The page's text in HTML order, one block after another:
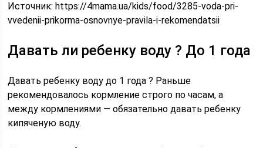
Источник:https://4mama.ua/kids/food/3285-voda-pri-
vvedenii-prikorma-osnovnye-pravila-i-rekomendatsii
Давать ли ребенку воду ? До 1 года
Давать ребенку воду до 1 года ? Раньше
рекомендовалось кормление строго по часам, а
между кормлениями — обязательно давать ребенку
кипяченую воду.